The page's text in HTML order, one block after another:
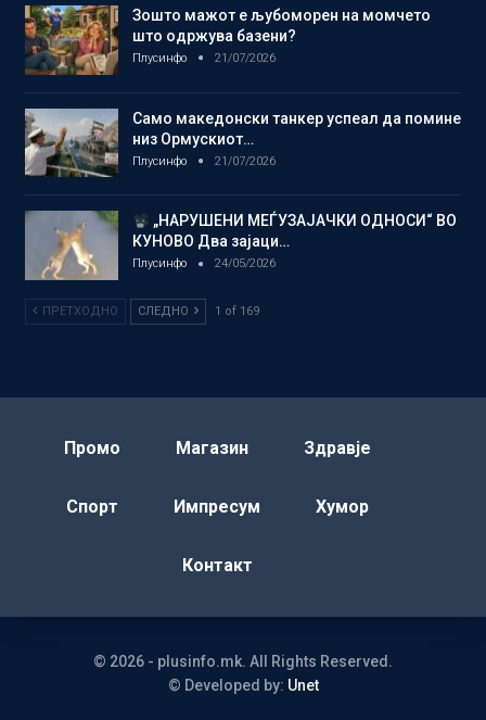
Зошто мажот е љубоморен на момчето
што одржува базени?
Плусинфо 21/07/2026
Само македонски танкер успеал да помине
низ Ормускиот…
Плусинфо 21/07/2026
„НАРУШЕНИ МЕЃУЗАЈАЧКИ ОДНОСИ“ ВО
КУНОВО Два зајаци…
Плусинфо 24/05/2026
ПРЕТХОДНО СЛЕДНО 1 of 169
Промо Магазин Здравје
Спорт Импресум Хумор
Контакт
© 2026 - plusinfo.mk. All Rights Reserved.
© Developed by: Unet